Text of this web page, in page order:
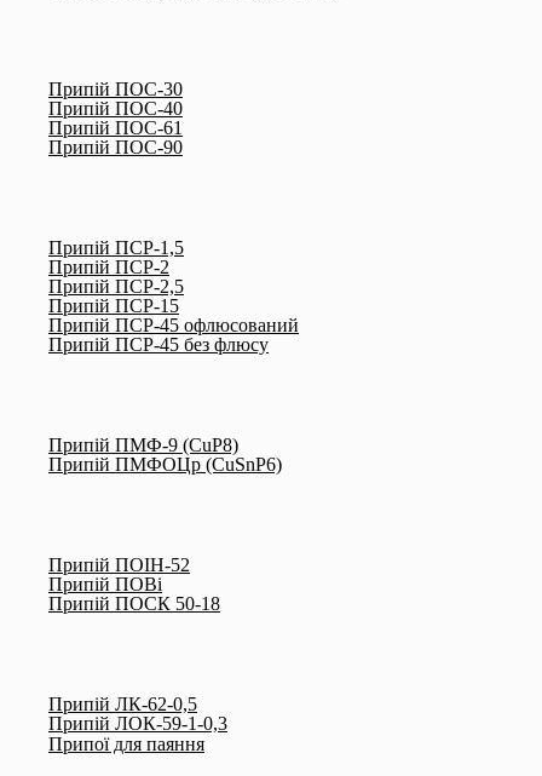
Припій ПОС-30
Припій ПОС-40
Припій ПОС-61
Припій ПОС-90
Припій ПСР-1,5
Припій ПСР-2
Припій ПСР-2,5
Припій ПСР-15
Припій ПСР-45 офлюсований
Припій ПСР-45 без флюсу
Припій ПМФ-9 (CuP8)
Припій ПМФОЦр (CuSnP6)
Припій ПОІН-52
Припій ПОВі
Припій ПОСК 50-18
Припій ЛК-62-0,5
Припій ЛОК-59-1-0,3
Припої для паяння